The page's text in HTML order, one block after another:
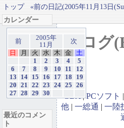
トップ «前の日記(2005年11月13日
ブログ
GBA|PCソフト |
他 | 一総通 | 一陸
カレンダー
前
2005年
11月
次
日
月 火 水 木 金
土
1
2 3 4
5
6
7 8 9 10 11
12
13
14 15 16 17 18
19
20
21 22 23 24 25
26
27 28 29 30
最近のコメン
ト